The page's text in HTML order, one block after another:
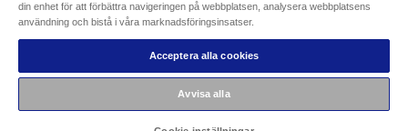
Information om cookies
Epsons åtagande avseende tillgänglighet
Copyright © 2026 Seiko Epson
din enhet för att förbättra navigeringen på webbplatsen, analysera webbplatsens
användning och bistå i våra marknadsföringsinsatser.
Acceptera alla cookies
Avvisa alla